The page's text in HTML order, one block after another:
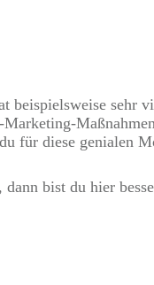
für diese genialen
bist du hier